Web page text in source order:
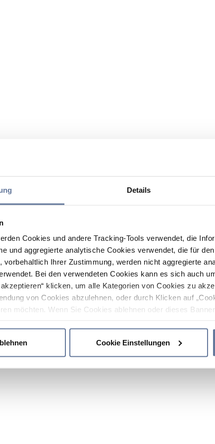
Details
Cookies und andere Tracking-Tools verwendet, die
und aggregierte analytische Cookies verwendet, die für
vorbehaltlich Ihrer Zustimmung, werden nicht aggregierte
Bei den verwendeten Cookies kann es sich auch
klicken, um alle Kategorien von Cookies zu
von Cookies abzulehnen, oder durch Klicken auf
möchten. Wenn Sie Cookies ablehnen oder dieses
Cookie Einstellungen